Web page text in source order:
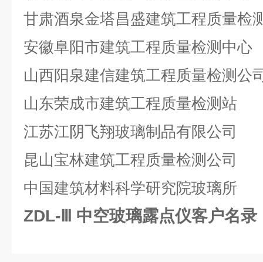
甘肃酒泉金塔昌盛建筑工程质量检
安徽阜阳市建筑工程质量检测中心
山西阳泉建信建筑工程质量检测公
山东荣成市建筑工程质量检测站
江苏江阴飞翔玻璃制品有限公司
昆山宝林建筑工程质量检测公司
中国建筑材料科学研究院玻璃所
ZDL-Ⅲ 中空玻璃露点仪客户名录